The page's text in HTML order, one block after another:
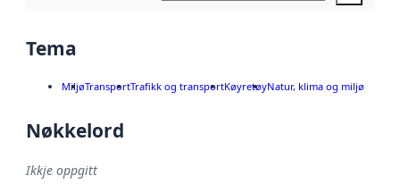
Tema
MiljøTransportTrafikk og transportKøyretøyNatur, klima og miljø
Nøkkelord
Ikkje oppgitt